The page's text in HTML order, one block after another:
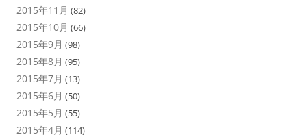
2015年11月 (82)
2015年10月 (66)
2015年9月 (98)
2015年8月 (95)
2015年7月 (13)
2015年6月 (50)
2015年5月 (55)
2015年4月 (114)